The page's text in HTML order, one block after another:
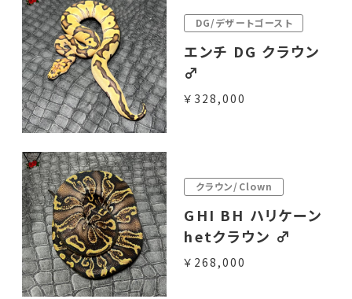
DG/デザートゴースト
エンチ DG クラウン
♂
￥328,000
クラウン/Clown
GHI BH ハリケーン
hetクラウン ♂
￥268,000